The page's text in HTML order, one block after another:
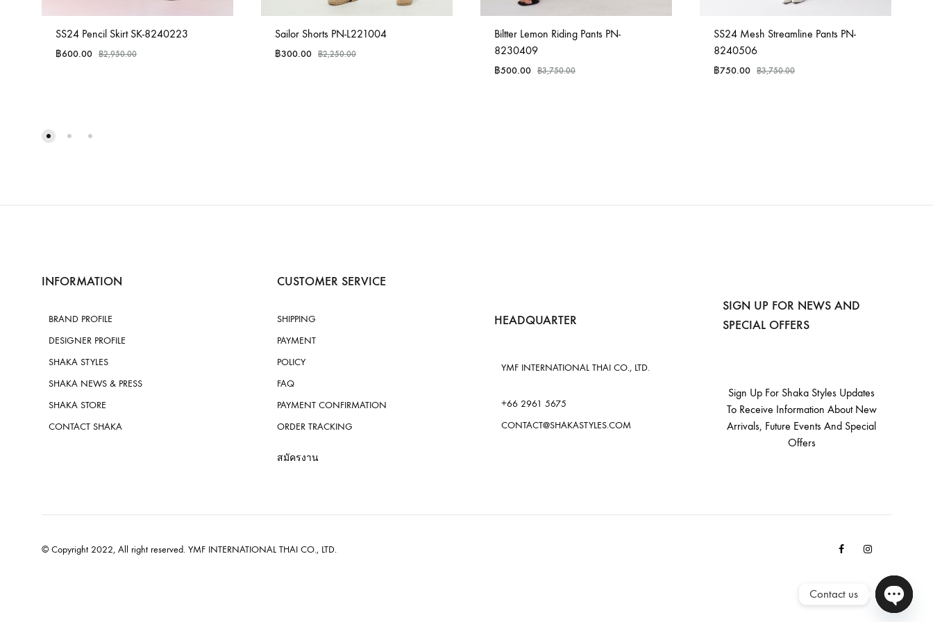
SS24 Pencil Skirt SK-8240223
฿600.00 ฿2,950.00
Sailor Shorts PN-L221004
฿300.00 ฿2,250.00
Biltter Lemon Riding Pants PN-
8230409
฿500.00 ฿3,750.00
SS24 Mesh Streamline Pants PN-
8240506
฿750.00 ฿3,750.00
INFORMATION
BRAND PROFILE
DESIGNER PROFILE
SHAKA STYLES
SHAKA NEWS & PRESS
SHAKA STORE
CONTACT SHAKA
CUSTOMER SERVICE
SHIPPING
PAYMENT
POLICY
FAQ
PAYMENT CONFIRMATION
ORDER TRACKING
สมัครงาน
HEADQUARTER
YMF INTERNATIONAL THAI CO., LTD.
+66 2961 5675
CONTACT@SHAKASTYLES.COM
SIGN UP FOR NEWS AND
SPECIAL OFFERS
Sign Up For Shaka Styles Updates
To Receive Information About New
Arrivals, Future Events And Special
Offers
© Copyright 2022, All right reserved. YMF INTERNATIONAL THAI CO., LTD. FacebookInstagram
Contact us